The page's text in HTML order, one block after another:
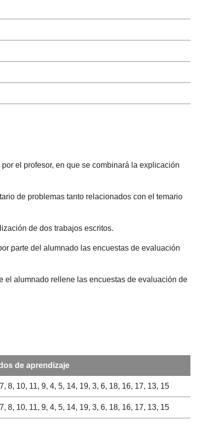
el profesor, en que se combinará la explicación
de problemas tanto relacionados con el temario
de dos trabajos escritos.
parte del alumnado las encuestas de evaluación
el alumnado rellene las encuestas de evaluación de
de aprendizaje
8, 10, 11, 9, 4, 5, 14, 19, 3, 6, 18, 16, 17, 13, 15
8, 10, 11, 9, 4, 5, 14, 19, 3, 6, 18, 16, 17, 13, 15